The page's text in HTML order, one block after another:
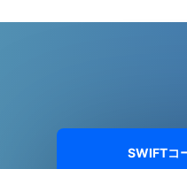
SWIFTコ